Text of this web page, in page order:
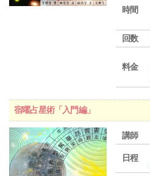
時間
回数
料金
宿曜占星術「入門編」
講師
日程